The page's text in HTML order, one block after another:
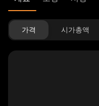
가격 시가총액